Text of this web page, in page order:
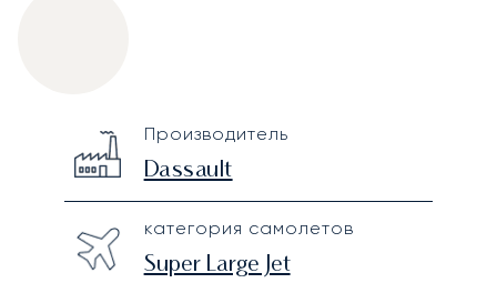
Technical specifications
Производитель
Dassault
категория самолетов
Super Large Jet